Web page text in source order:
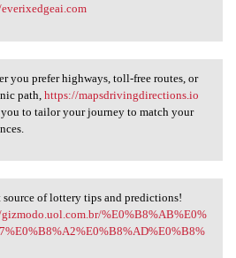
you prefer highways,
you prefer highways, toll-free routes, or
path, https://mapsdrivingdirections.io
to tailor your journey to match your
source of lottery
source of lottery tips and predictions!
%E0%B8%AB%E0%